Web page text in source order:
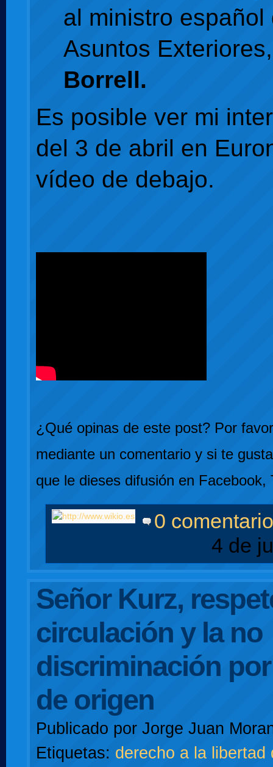
al ministro español
Asuntos
Borrell.
Es posible ver mi
del 3 de abril en
vídeo de debajo.
¿Qué opinas de este post? Por
mediante un comentario y si te
que le dieses difusión en Facebook,
0
4 de
Señor Kurz,
circulación y la no
discriminación
de origen
Publicado por Jorge Juan
Etiquetas: derecho a la libertad